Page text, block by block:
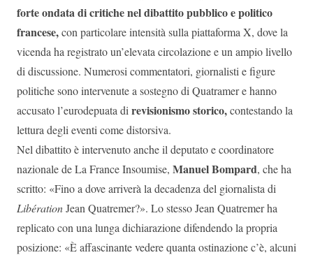
forte ondata di critiche nel dibattito pubblico e politico
francese,con particolare intensità sulla piattaforma X, dove la
vicenda ha registrato un’elevata circolazione e un ampio livello
di discussione. Numerosi commentatori, giornalisti e figure
politiche sono intervenute a sostegno di Quatramer e hanno
accusato l’eurodepuata di revisionismo storico,contestando la
lettura degli eventi come distorsiva.
Nel dibattito è intervenuto anche il deputato e coordinatore
nazionale de La France Insoumise, Manuel Bompard, che ha
scritto: «Fino a dove arriverà la decadenza del giornalista di
LibérationJean Quatremer?». Lo stesso Jean Quatremer ha
replicato con una lunga dichiarazione difendendo la propria
posizione: «È affascinante vedere quanta ostinazione c’è, alcuni